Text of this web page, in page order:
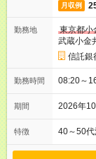
月収例
勤務地
東京都小
武蔵小金
信託銀
勤務時間 08:20～
期間 2026年
特徴 40～50代